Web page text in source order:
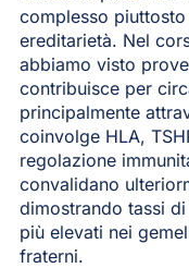
complesso
ereditarietà. Nel
abbiamo visto
contribuisce per
principalmente
coinvolge HLA,
regolazione
convalidano
dimostrando tassi
più elevati nei
fraterni.